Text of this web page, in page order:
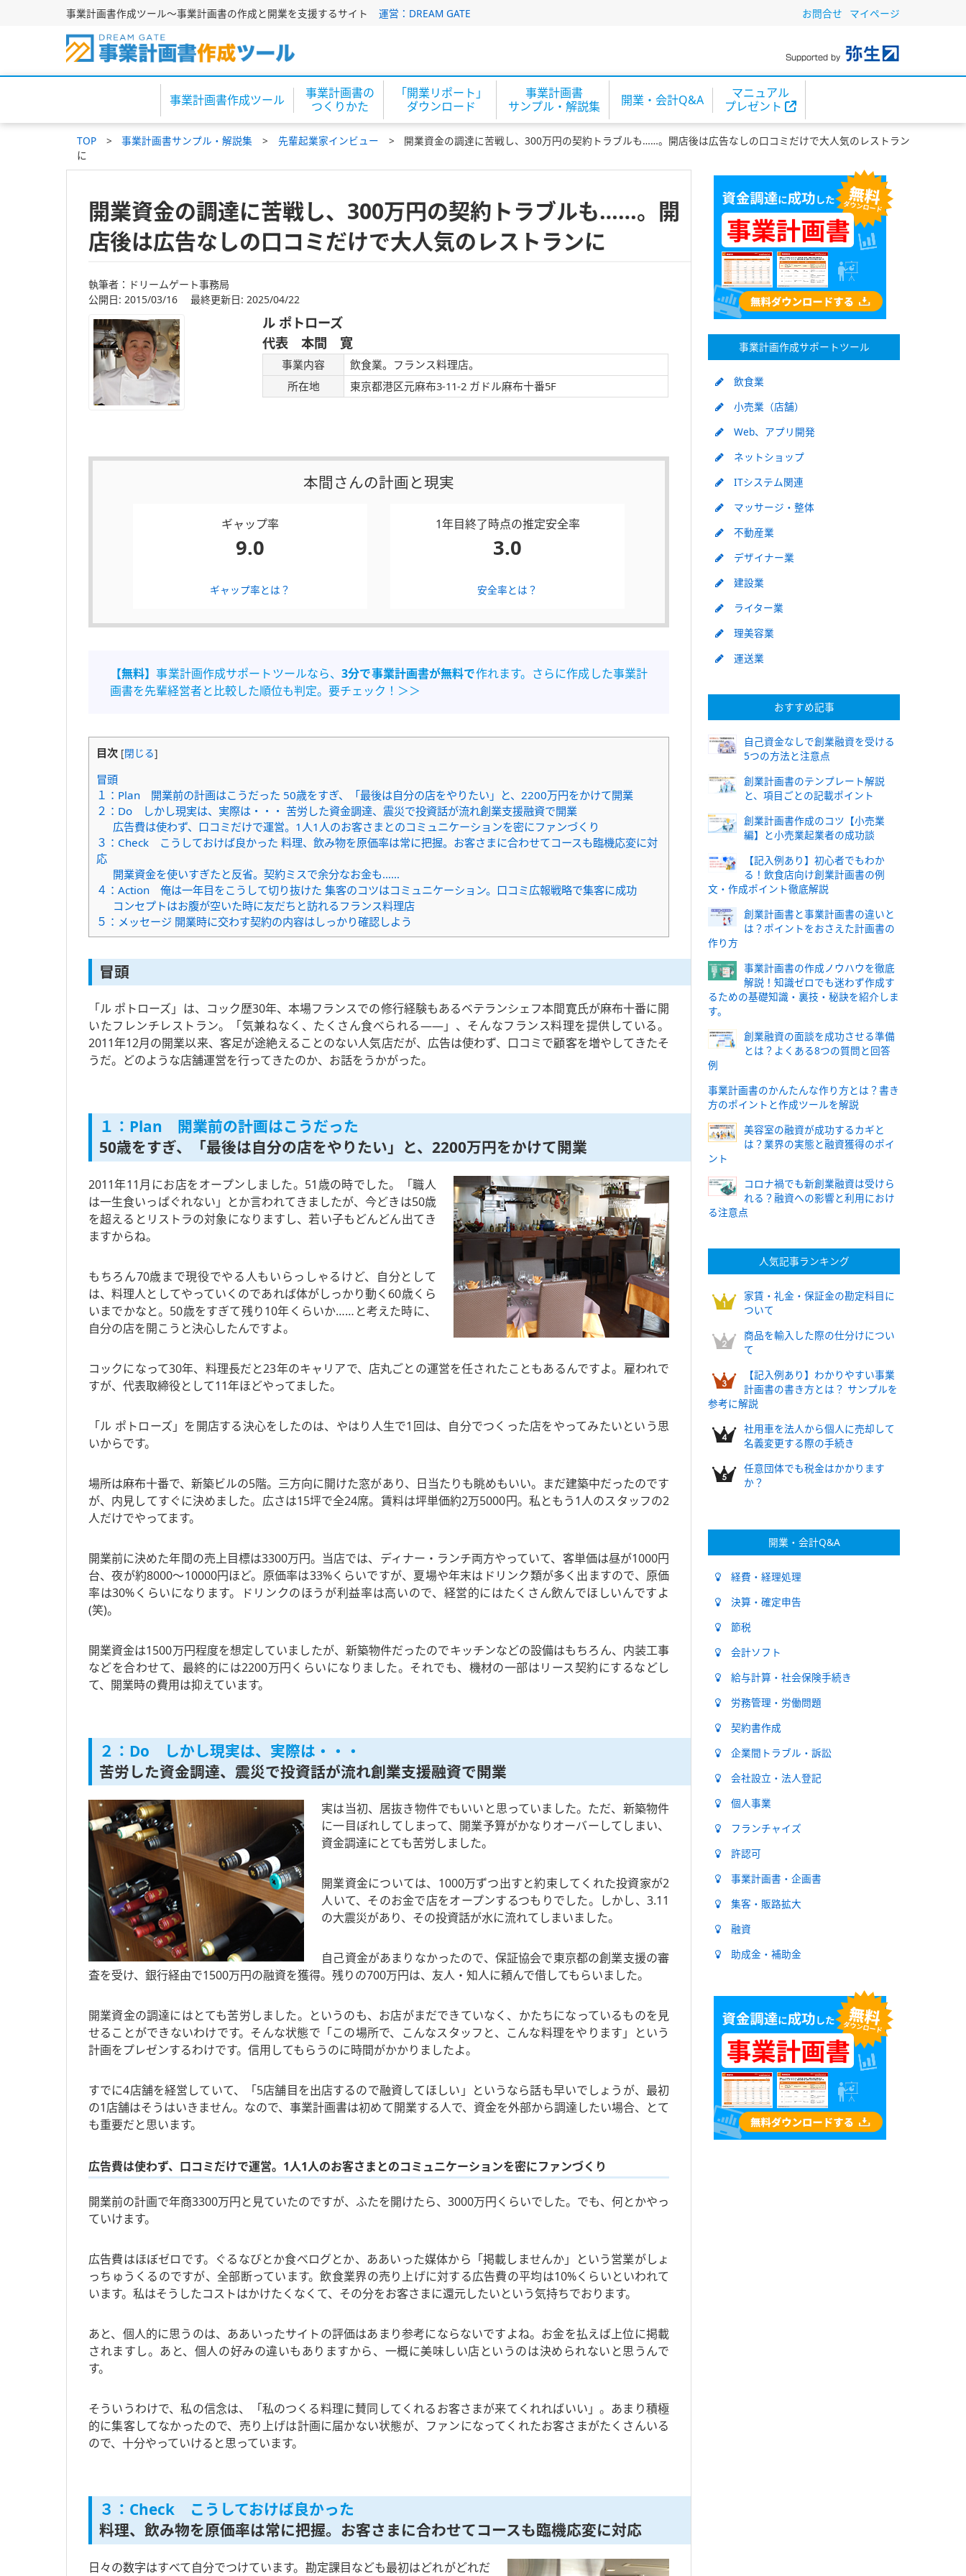
事業計画書作成ツール～事業計画書の作成と開業を支援するサイト 運営：DREAM GATE マイページ
お問合せ
事業計画書作成ツール
事業計画書の
つくりかた
「開業リポート」
ダウンロード
事業計画書
サンプル・解説集
開業・会計Q&A
マニュアル
プレゼント
TOP 事業計画書サンプル・解説集 先輩起業家インビュー
開業資金の調達に苦戦し、300万円の契約トラブルも……。開店後は広告なしの口コミだけで大人気のレストラン
に
開業資金の調達に苦戦し、300万円の契約トラブルも……。開
店後は広告なしの口コミだけで大人気のレストランに
執筆者：ドリームゲート事務局
公開日: 2015/03/16 最終更新日: 2025/04/22
ル ポトローズ
代表 本間 寛
事業内容
飲食業。フランス料理店。
所在地
東京都港区元麻布3-11-2 ガドル麻布十番5F
本間さんの計画と現実
ギャップ率
9.0
ギャップ率とは？
1年目終了時点の推定安全率
3.0
安全率とは？
【無料】事業計画作成サポートツールなら、3分で事業計画書が無料で作れます。さらに作成した事業計
画書を先輩経営者と比較した順位も判定。要チェック！＞＞
目次 [閉じる]
冒頭
１：Plan 開業前の計画はこうだった 50歳をすぎ、「最後は自分の店をやりたい」と、2200万円をかけて開業
２：Do しかし現実は、実際は・・・ 苦労した資金調達、震災で投資話が流れ創業支援融資で開業
広告費は使わず、口コミだけで運営。1人1人のお客さまとのコミュニケーションを密にファンづくり
３：Check こうしておけば良かった 料理、飲み物を原価率は常に把握。お客さまに合わせてコースも臨機応変に対
応
開業資金を使いすぎたと反省。契約ミスで余分なお金も……
４：Action 俺は一年目をこうして切り抜けた 集客のコツはコミュニケーション。口コミ広報戦略で集客に成功
コンセプトはお腹が空いた時に友だちと訪れるフランス料理店
５：メッセージ 開業時に交わす契約の内容はしっかり確認しよう
冒頭
「ル ポトローズ」は、コック歴30年、本場フランスでの修行経験もあるベテランシェフ本間寛氏が麻布十番に開
いたフレンチレストラン。「気兼ねなく、たくさん食べられる――」、そんなフランス料理を提供している。
2011年12月の開業以来、客足が途絶えることのない人気店だが、広告は使わず、口コミで顧客を増やしてきたそ
うだ。どのような店舗運営を行ってきたのか、お話をうかがった。
１：Plan 開業前の計画はこうだった
50歳をすぎ、「最後は自分の店をやりたい」と、2200万円をかけて開業
2011年11月にお店をオープンしました。51歳の時でした。「職人
は一生食いっぱぐれない」とか言われてきましたが、今どきは50歳
を超えるとリストラの対象になりますし、若い子もどんどん出てき
ますからね。
もちろん70歳まで現役でやる人もいらっしゃるけど、自分として
は、料理人としてやっていくのであれば体がしっかり動く60歳くら
いまでかなと。50歳をすぎて残り10年くらいか……と考えた時に、
自分の店を開こうと決心したんですよ。
コックになって30年、料理長だと23年のキャリアで、店丸ごとの運営を任されたこともあるんですよ。雇われで
すが、代表取締役として11年ほどやってました。
「ル ポトローズ」を開店する決心をしたのは、やはり人生で1回は、自分でつくった店をやってみたいという思
いからです。
場所は麻布十番で、新築ビルの5階。三方向に開けた窓があり、日当たりも眺めもいい。まだ建築中だったのです
が、内見してすぐに決めました。広さは15坪で全24席。賃料は坪単価約2万5000円。私ともう1人のスタッフの2
人だけでやってます。
開業前に決めた年間の売上目標は3300万円。当店では、ディナー・ランチ両方やっていて、客単価は昼が1000円
台、夜が約8000～10000円ほど。原価率は33%くらいですが、夏場や年末はドリンク類が多く出ますので、原価
率は30%くらいになります。ドリンクのほうが利益率は高いので、経営的にはたくさん飲んでほしいんですよ
(笑)。
開業資金は1500万円程度を想定していましたが、新築物件だったのでキッチンなどの設備はもちろん、内装工事
などを合わせて、最終的には2200万円くらいになりました。それでも、機材の一部はリース契約にするなどし
て、開業時の費用は抑えています。
２：Do しかし現実は、実際は・・・
苦労した資金調達、震災で投資話が流れ創業支援融資で開業
実は当初、居抜き物件でもいいと思っていました。ただ、新築物件
に一目ぼれしてしまって、開業予算がかなりオーバーしてしまい、
資金調達にとても苦労しました。
開業資金については、1000万ずつ出すと約束してくれた投資家が2
人いて、そのお金で店をオープンするつもりでした。しかし、3.11
の大震災があり、その投資話が水に流れてしまいました。
自己資金があまりなかったので、保証協会で東京都の創業支援の審
査を受け、銀行経由で1500万円の融資を獲得。残りの700万円は、友人・知人に頼んで借してもらいました。
開業資金の調達にはとても苦労しました。というのも、お店がまだできていなく、かたちになっているものを見
せることができないわけです。そんな状態で「この場所で、こんなスタッフと、こんな料理をやります」という
計画をプレゼンするわけです。信用してもらうのに時間がかかりましたよ。
すでに4店舗を経営していて、「5店舗目を出店するので融資してほしい」というなら話も早いでしょうが、最初
の1店舗はそうはいきません。なので、事業計画書は初めて開業する人で、資金を外部から調達したい場合、とて
も重要だと思います。
広告費は使わず、口コミだけで運営。1人1人のお客さまとのコミュニケーションを密にファンづくり
開業前の計画で年商3300万円と見ていたのですが、ふたを開けたら、3000万円くらいでした。でも、何とかやっ
ていけます。
広告費はほぼゼロです。ぐるなびとか食べログとか、ああいった媒体から「掲載しませんか」という営業がしょ
っちゅうくるのですが、全部断っています。飲食業界の売り上げに対する広告費の平均は10%くらいといわれて
います。私はそうしたコストはかけたくなくて、その分をお客さまに還元したいという気持ちでおります。
あと、個人的に思うのは、ああいったサイトの評価はあまり参考にならないですよね。お金を払えば上位に掲載
されますし。あと、個人の好みの違いもありますから、一概に美味しい店というのは決められないと思うんで
す。
そういうわけで、私の信念は、「私のつくる料理に賛同してくれるお客さまが来てくれればいい」。あまり積極
的に集客してなかったので、売り上げは計画に届かない状態が、ファンになってくれたお客さまがたくさんいる
ので、十分やっていけると思っています。
３：Check こうしておけば良かった
料理、飲み物を原価率は常に把握。お客さまに合わせてコースも臨機応変に対応
日々の数字はすべて自分でつけています。勘定課目なども最初はどれがどれだ
事業計画作成サポートツール
飲食業
小売業（店舗）
Web、アプリ開発
ネットショップ
ITシステム関連
マッサージ・整体
不動産業
デザイナー業
建設業
ライター業
理美容業
運送業
おすすめ記事
自己資金なしで創業融資を受ける
5つの方法と注意点
創業計画書のテンプレート解説
と、項目ごとの記載ポイント
創業計画書作成のコツ【小売業
編】と小売業起業者の成功談
【記入例あり】初心者でもわか
る！飲食店向け創業計画書の例
文・作成ポイント徹底解説
創業計画書と事業計画書の違いと
は？ポイントをおさえた計画書の
作り方
事業計画書の作成ノウハウを徹底
解説！知識ゼロでも迷わず作成す
るための基礎知識・裏技・秘訣を紹介しま
す。
創業融資の面談を成功させる準備
とは？よくある8つの質問と回答
例
事業計画書のかんたんな作り方とは？書き
方のポイントと作成ツールを解説
美容室の融資が成功するカギと
は？業界の実態と融資獲得のポイ
ント
コロナ禍でも新創業融資は受けら
れる？融資への影響と利用におけ
る注意点
人気記事ランキング
家賃・礼金・保証金の勘定科目に
ついて
商品を輸入した際の仕分けについ
て
【記入例あり】わかりやすい事業
計画書の書き方とは？ サンプルを
参考に解説
社用車を法人から個人に売却して
名義変更する際の手続き
任意団体でも税金はかかります
か？
開業・会計Q&A
経費・経理処理
決算・確定申告
節税
会計ソフト
給与計算・社会保険手続き
労務管理・労働問題
契約書作成
企業間トラブル・訴訟
会社設立・法人登記
個人事業
フランチャイズ
許認可
事業計画書・企画書
集客・販路拡大
融資
助成金・補助金